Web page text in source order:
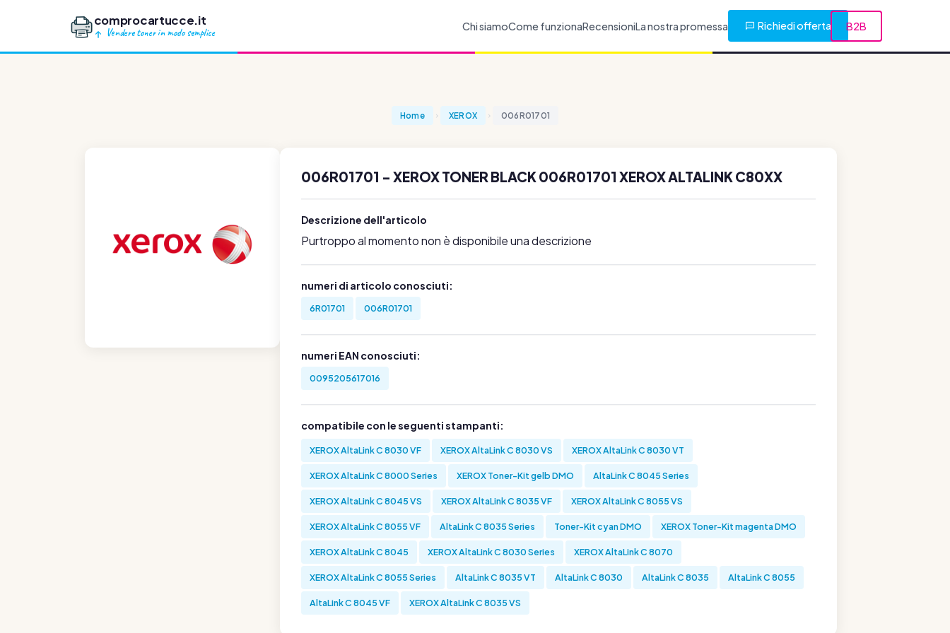
comprocartucce.it
Vendere toner in modo semplice
Chi siamoCome funzionaRecensioniLa nostra promessa Richiedi offerta B2B
Home XEROX 006R01701
006R01701 - XEROX TONER BLACK 006R01701 XEROX ALTALINK C80XX
Descrizione dell'articolo
Purtroppo al momento non è disponibile una descrizione
numeri di articolo conosciuti:
6R01701 006R01701
numeri EAN conosciuti:
0095205617016
compatibile con le seguenti stampanti:
XEROX AltaLink C 8030 VF XEROX AltaLink C 8030 VS XEROX AltaLink C 8030 VT
XEROX AltaLink C 8000 Series XEROX Toner-Kit gelb DMO AltaLink C 8045 Series
XEROX AltaLink C 8045 VS XEROX AltaLink C 8035 VF XEROX AltaLink C 8055 VS
XEROX AltaLink C 8055 VF AltaLink C 8035 Series Toner-Kit cyan DMO XEROX Toner-Kit magenta DMO
XEROX AltaLink C 8045 XEROX AltaLink C 8030 Series XEROX AltaLink C 8070
XEROX AltaLink C 8055 Series AltaLink C 8035 VT AltaLink C 8030 AltaLink C 8035 AltaLink C 8055
AltaLink C 8045 VF XEROX AltaLink C 8035 VS